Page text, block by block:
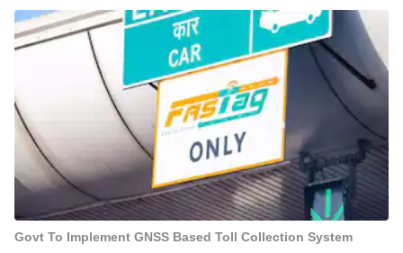
Govt To Implement GNSS Based Toll Collection System